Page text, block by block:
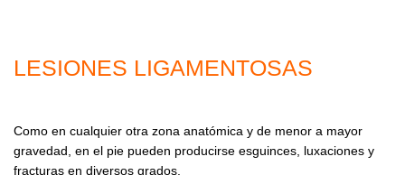
LESIONES LIGAMENTOSAS
Como en cualquier otra zona anatómica y de menor a mayor
gravedad, en el pie pueden producirse esguinces, luxaciones y
fracturas en diversos grados.